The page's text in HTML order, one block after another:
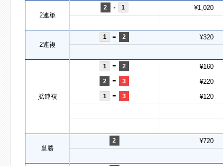
2連単
2 - 1 ¥1,020
2連複
1 = 2 ¥320
拡連複
1 = 2 ¥160
2 = 3 ¥220
1 = 3 ¥120
単勝
2 ¥720